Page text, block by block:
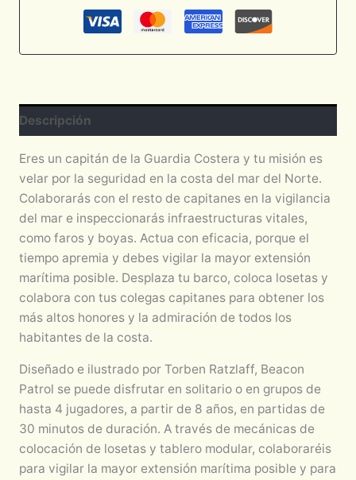
Descripción
Eres un capitán de la Guardia Costera y tu misión es
velar por la seguridad en la costa del mar del Norte.
Colaborarás con el resto de capitanes en la vigilancia
del mar e inspeccionarás infraestructuras vitales,
como faros y boyas. Actua con eficacia, porque el
tiempo apremia y debes vigilar la mayor extensión
marítima posible. Desplaza tu barco, coloca losetas y
colabora con tus colegas capitanes para obtener los
más altos honores y la admiración de todos los
habitantes de la costa.
Diseñado e ilustrado por Torben Ratzlaff, Beacon
Patrol se puede disfrutar en solitario o en grupos de
hasta 4 jugadores, a partir de 8 años, en partidas de
30 minutos de duración. A través de mecánicas de
colocación de losetas y tablero modular, colaboraréis
para vigilar la mayor extensión marítima posible y para